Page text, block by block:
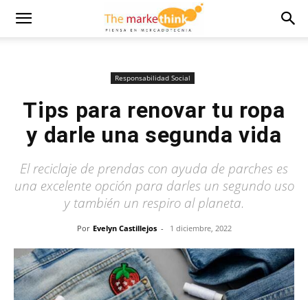
Responsabilidad Social
Tips para renovar tu ropa
y darle una segunda vida
El reciclaje de prendas con ayuda de parches es
una excelente opción para darles un segundo uso
y también un respiro al planeta.
Por Evelyn Castillejos - 1 diciembre, 2022